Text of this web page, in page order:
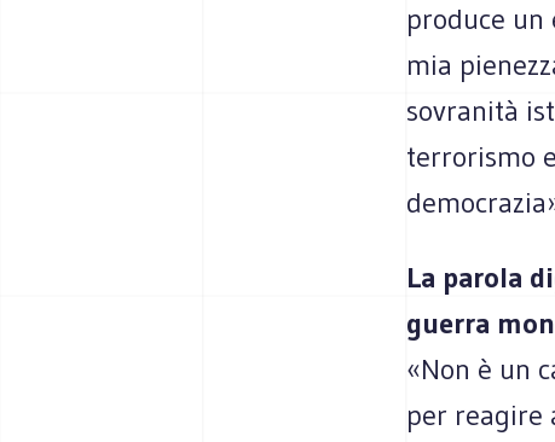
produce
mia
sovranità
terrorismo
La parola
guerra
«Non è un
per reagire